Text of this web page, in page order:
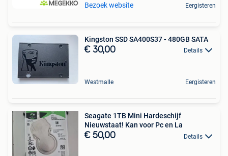
Bezoek website Eergisteren
Kingston SSD SA400S37 - 480GB SATA
€ 30,00 Details
Westmalle Eergisteren
Seagate 1TB Mini Hardeschijf
Nieuwstaat! Kan voor Pc en La
€ 50,00 Details